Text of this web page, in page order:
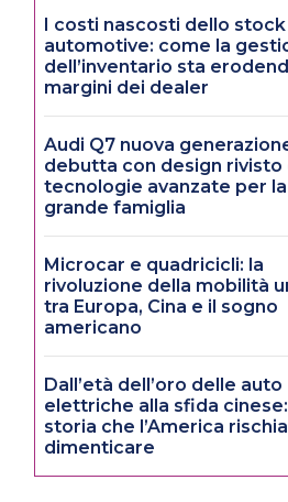
I costi nascosti dello stock
automotive: come la
dell’inventario sta
margini dei dealer
Audi Q7 nuova
debutta con design rivisto
tecnologie avanzate per la
grande famiglia
Microcar e quadricicli: la
rivoluzione della mobilità
tra Europa, Cina e il sogno
americano
Dall’età dell’oro delle auto
elettriche alla sfida
storia che l’America
dimenticare